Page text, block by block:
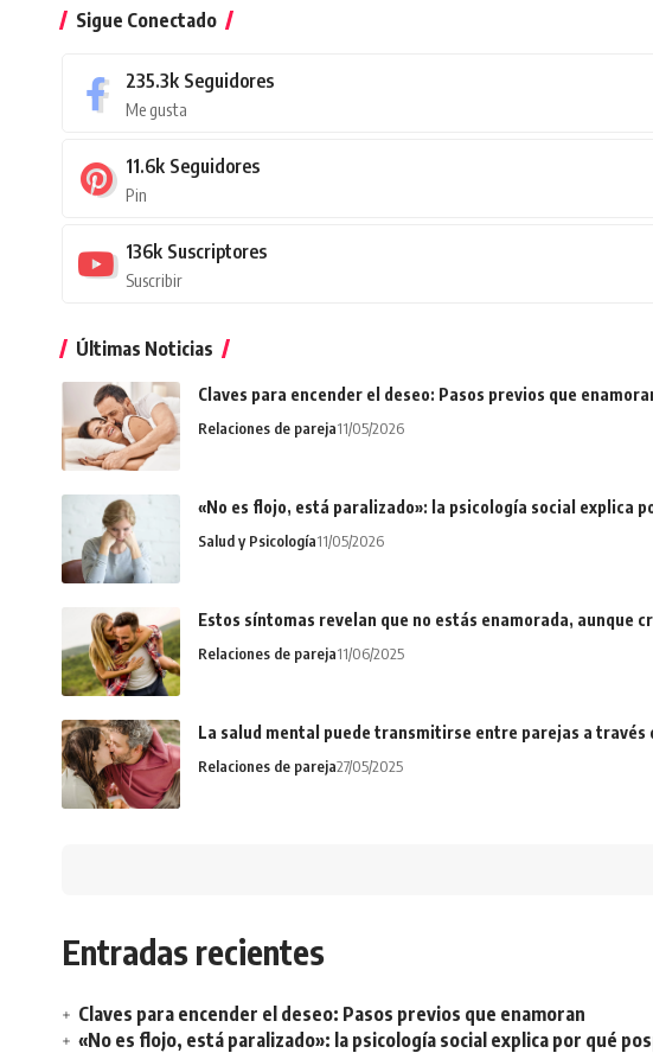
Sigue Conectado
235.3k Seguidores
Me gusta
11.6k Seguidores
Pin
136k Suscriptores
Suscribir
Últimas Noticias
Claves para encender el deseo: Pasos previos que
Relaciones de pareja11/05/2026
«No es flojo, está paralizado»: la psicología social explica
Salud y Psicología11/05/2026
Estos síntomas revelan que no estás enamorada, aunque
Relaciones de pareja11/06/2025
La salud mental puede transmitirse entre parejas a través
Relaciones de pareja27/05/2025
Entradas recientes
Claves para encender el deseo: Pasos previos que enamoran
«No es flojo, está paralizado»: la psicología social explica por qué